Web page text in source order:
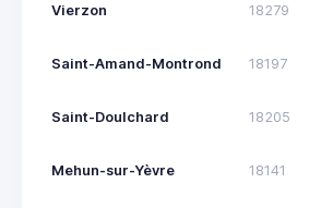
Vierzon 18279
Saint-Amand-Montrond 18197
Saint-Doulchard 18205
Mehun-sur-Yèvre 18141